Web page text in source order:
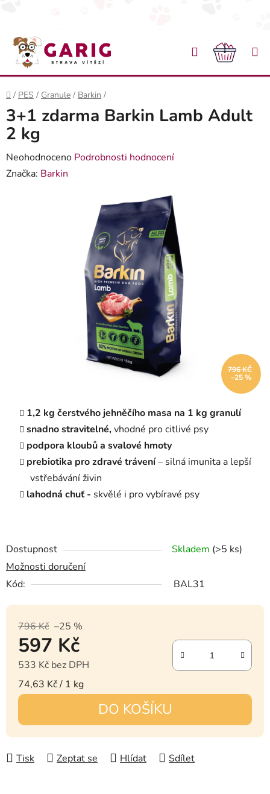
Přejít na obsah
Hledat
Domů
/ PES / Granule / Barkin /
1,2 kg čerstvého jehněčího masa na 1 kg granulí
snadno stravitelné,vhodné pro citlivé psy
podpora kloubů a svalové hmoty
prebiotika pro zdravé trávení– silná imunita a lepší
vstřebávání živin
lahodná chuť - skvělé i pro vybíravé psy
Dostupnost Skladem (>5 ks)
Možnosti doručení
Kód:
BAL31
796 Kč –25 %
597 Kč
533 Kč bez DPH
Měrná cena:
74,63 Kč / 1 kg
DO KOŠÍKU
Tisk Zeptat se Hlídat Sdílet
3+1 zdarma Barkin Lamb Adult
2 kg
Průměrné hodnocení produktu je 0,0 z 5 hvězdiček.
Neohodnoceno Podrobnosti hodnocení
Značka: Barkin
796 KČ
–25 %